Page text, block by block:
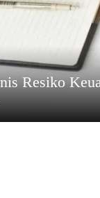
Resiko